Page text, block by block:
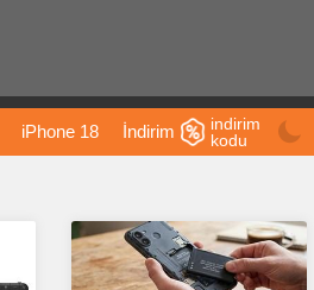
iPhone 18 İndirim
Telefon Önerileri
indirim
kodu